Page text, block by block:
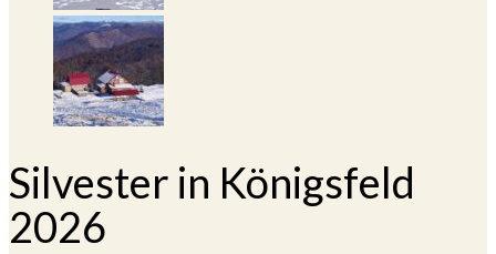
Silvester in Königsfeld
2026